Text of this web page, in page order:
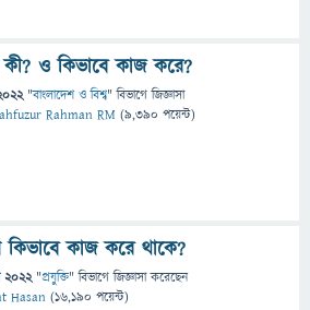
কী? ও কিভাবে কাজ করে?
"বাংলাদেশ ও বিশ্ব" বিভাগে জিজ্ঞাসা
Rahman RM (9,390 পয়েন্ট)
কিভাবে কাজ করে থাকে?
2022 "প্রযুক্তি" বিভাগে জিজ্ঞাসাকরেছেন
Hasan (16,190 পয়েন্ট)